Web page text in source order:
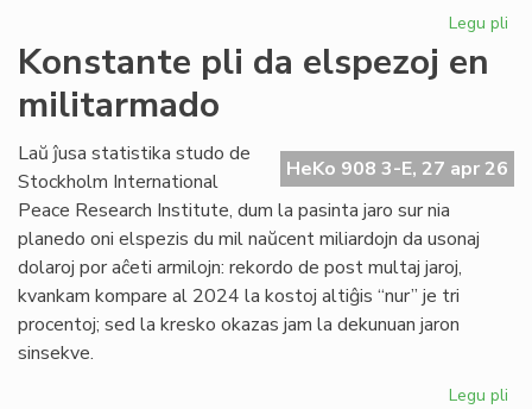
Legu pli
pro
Konstante pli da elspezoj en
militarmado
HeKo 908 3-E, 27 apr 26
Laŭ ĵusa statistika studo de
Stockholm International
Peace Research Institute, dum la pasinta jaro sur nia
planedo oni elspezis du mil naŭcent miliardojn da usonaj
dolaroj por aĉeti armilojn: rekordo de post multaj jaroj,
kvankam kompare al 2024 la kostoj altiĝis “nur” je tri
procentoj; sed la kresko okazas jam la dekunuan jaron
sinsekve.
Legu pli